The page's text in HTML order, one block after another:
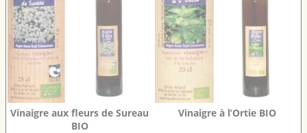
Vinaigre aux fleurs de Sureau
BIO
Vinaigre à l’Ortie BIO